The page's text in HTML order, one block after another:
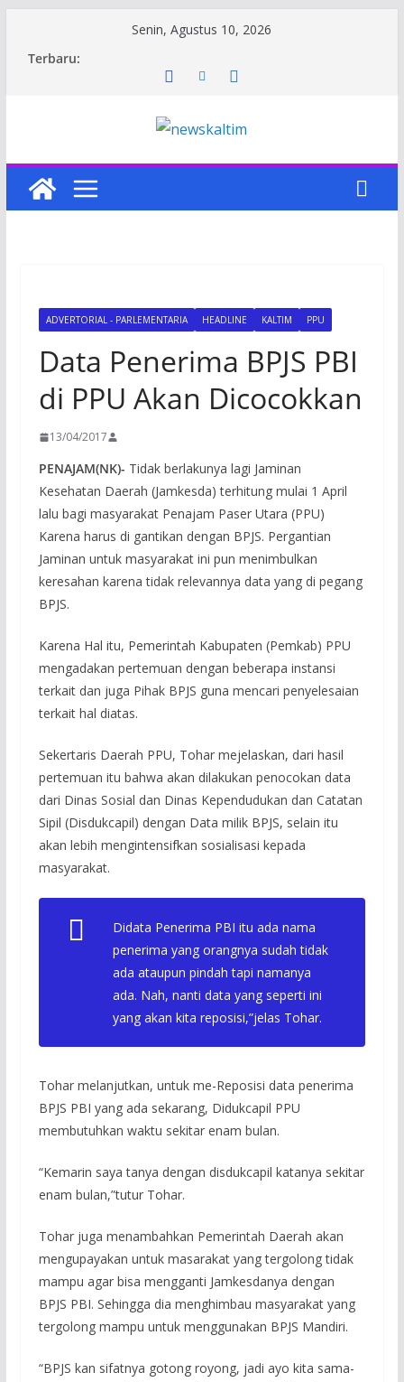
Senin, Agustus 10, 2026
Terbaru:
ADVERTORIAL - PARLEMENTARIA HEADLINE KALTIM PPU
Data Penerima BPJS PBI
di PPU Akan Dicocokkan
13/04/2017
PENAJAM(NK)- Tidak berlakunya lagi Jaminan
Kesehatan Daerah (Jamkesda) terhitung mulai 1 April
lalu bagi masyarakat Penajam Paser Utara (PPU)
Karena harus di gantikan dengan BPJS. Pergantian
Jaminan untuk masyarakat ini pun menimbulkan
keresahan karena tidak relevannya data yang di pegang
BPJS.
Karena Hal itu, Pemerintah Kabupaten (Pemkab) PPU
mengadakan pertemuan dengan beberapa instansi
terkait dan juga Pihak BPJS guna mencari penyelesaian
terkait hal diatas.
Sekertaris Daerah PPU, Tohar mejelaskan, dari hasil
pertemuan itu bahwa akan dilakukan penocokan data
dari Dinas Sosial dan Dinas Kependudukan dan Catatan
Sipil (Disdukcapil) dengan Data milik BPJS, selain itu
akan lebih mengintensifkan sosialisasi kepada
masyarakat.
Didata Penerima PBI itu ada nama
penerima yang orangnya sudah tidak
ada ataupun pindah tapi namanya
ada. Nah, nanti data yang seperti ini
yang akan kita reposisi,”jelas Tohar.
Tohar melanjutkan, untuk me-Reposisi data penerima
BPJS PBI yang ada sekarang, Didukcapil PPU
membutuhkan waktu sekitar enam bulan.
“Kemarin saya tanya dengan disdukcapil katanya sekitar
enam bulan,”tutur Tohar.
Tohar juga menambahkan Pemerintah Daerah akan
mengupayakan untuk masarakat yang tergolong tidak
mampu agar bisa mengganti Jamkesdanya dengan
BPJS PBI. Sehingga dia menghimbau masyarakat yang
tergolong mampu untuk menggunakan BPJS Mandiri.
“BPJS kan sifatnya gotong royong, jadi ayo kita sama-